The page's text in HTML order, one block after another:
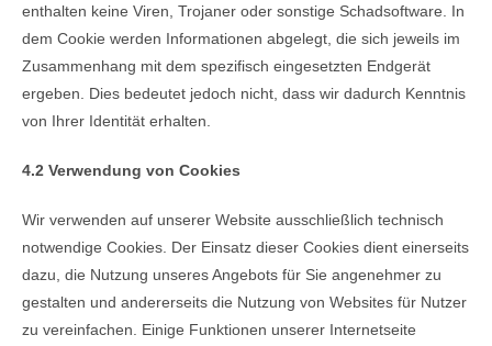
enthalten keine Viren, Trojaner oder sonstige Schadsoftware. In
dem Cookie werden Informationen abgelegt, die sich jeweils im
Zusammenhang mit dem spezifisch eingesetzten Endgerät
ergeben. Dies bedeutet jedoch nicht, dass wir dadurch Kenntnis
von Ihrer Identität erhalten.
4.2 Verwendung von Cookies
Wir verwenden auf unserer Website ausschließlich technisch
notwendige Cookies. Der Einsatz dieser Cookies dient einerseits
dazu, die Nutzung unseres Angebots für Sie angenehmer zu
gestalten und andererseits die Nutzung von Websites für Nutzer
zu vereinfachen. Einige Funktionen unserer Internetseite